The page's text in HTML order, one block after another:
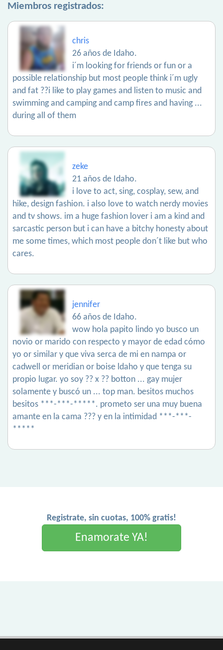
Miembros registrados:
chris
26 años de Idaho.
i´m looking for friends or fun or a
possible relationship but most people think i´m ugly
and fat ??i like to play games and listen to music and
swimming and camping and camp fires and having ...
during all of them
zeke
21 años de Idaho.
i love to act, sing, cosplay, sew, and
hike, design fashion. i also love to watch nerdy movies
and tv shows. im a huge fashion lover i am a kind and
sarcastic person but i can have a bitchy honesty about
me some times, which most people don´t like but who
cares.
jennifer
66 años de Idaho.
wow hola papito lindo yo busco un
novio or marido con respecto y mayor de edad cómo
yo or similar y que viva serca de mi en nampa or
cadwell or meridian or boise ldaho y que tenga su
propio lugar. yo soy ?? x ?? botton ... gay mujer
solamente y buscó un ... top man. besitos muchos
besitos ***-***-*****. prometo ser una muy buena
amante en la cama ??? y en la intimidad ***-***-
*****
Registrate, sin cuotas, 100% gratis!
Enamorate YA!